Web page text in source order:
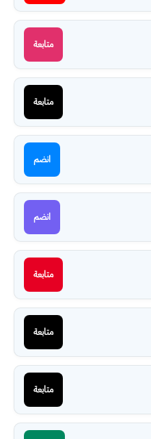
متابعة
متابعة
انضم
انضم
متابعة
متابعة
متابعة